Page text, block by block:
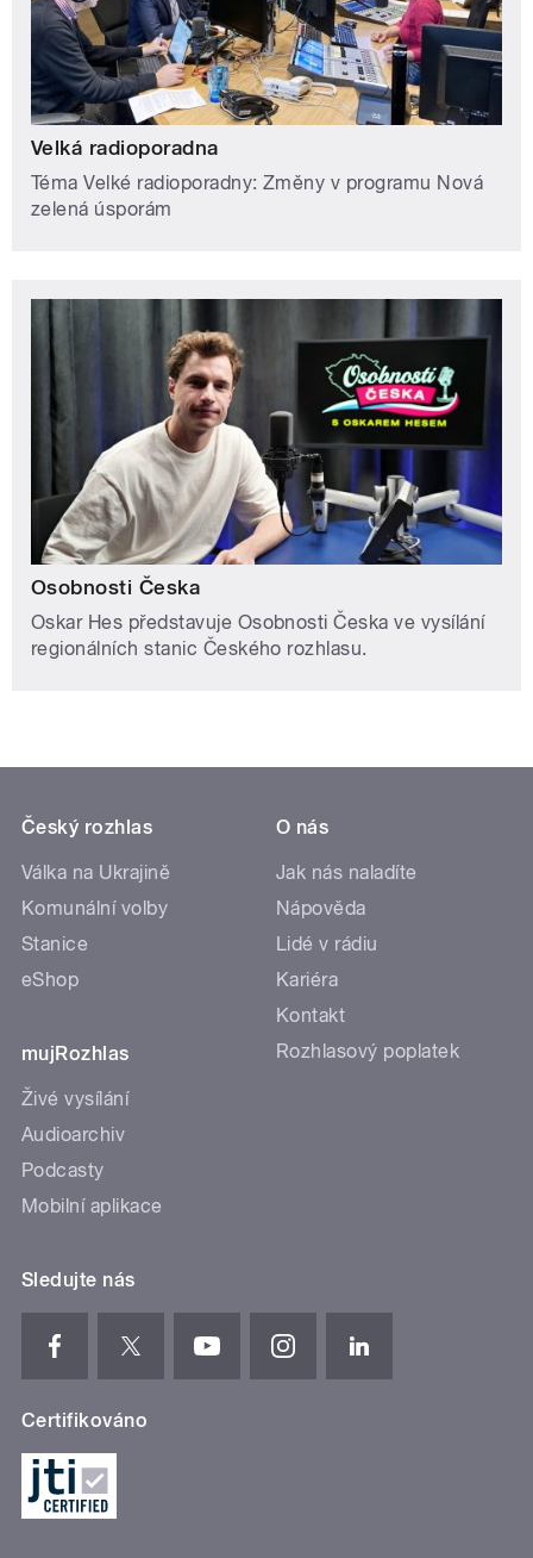
Velká radioporadna
Téma Velké radioporadny: Změny v programu Nová
zelená úsporám
Osobnosti Česka
Oskar Hes představuje Osobnosti Česka ve vysílání
regionálních stanic Českého rozhlasu.
Český rozhlas
Válka na Ukrajině
Komunální volby
Stanice
eShop
mujRozhlas
Živé vysílání
Audioarchiv
Podcasty
Mobilní aplikace
O nás
Jak nás naladíte
Nápověda
Lidé v rádiu
Kariéra
Kontakt
Rozhlasový poplatek
Sledujte nás
Certifikováno